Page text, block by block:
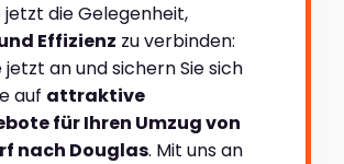
jetzt die Gelegenheit,
Effizienz zu verbinden:
jetzt an und sichern Sie sich
auf attraktive
für Ihren Umzug von
nach Douglas. Mit uns an